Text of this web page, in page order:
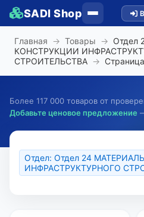
SADI Shop
Главная → Товары → Отдел
КОНСТРУКЦИИ
СТРОИТЕЛЬСТВА → Страница
Более 117 000 товаров от
Добавьте ценовое предложение
Отдел: Отдел 24
ИНФРАСТРУКТУРНОГО